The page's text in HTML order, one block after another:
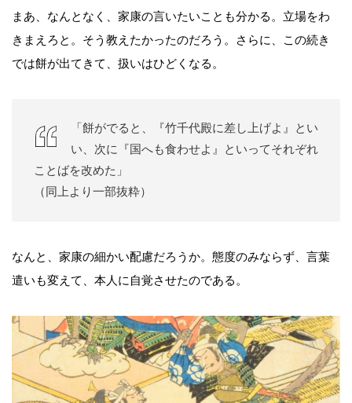
まあ、なんとなく、家康の言いたいことも分かる。立場をわ
きまえろと。そう教えたかったのだろう。さらに、この続き
では餅が出てきて、扱いはひどくなる。
「餅がでると、『竹千代殿に差し上げよ』とい
い、次に『国へも食わせよ』といってそれぞれ
ことばを改めた」
（同上より一部抜粋）
なんと、家康の細かい配慮だろうか。態度のみならず、言葉
遣いも変えて、本人に自覚させたのである。